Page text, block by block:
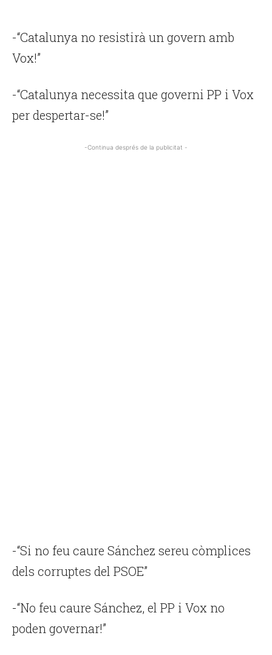
-“Catalunya no resistirà un govern amb
Vox!”
-“Catalunya necessita que governi PP i Vox
per despertar-se!”
-Continua després de la publicitat -
-“Si no feu caure Sánchez sereu còmplices
dels corruptes del PSOE”
-“No feu caure Sánchez, el PP i Vox no
poden governar!”